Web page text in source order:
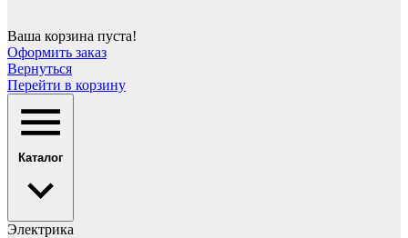
Ваша корзина пуста!
Оформить заказ
Вернуться
Перейти в корзину
Каталог
Электрика